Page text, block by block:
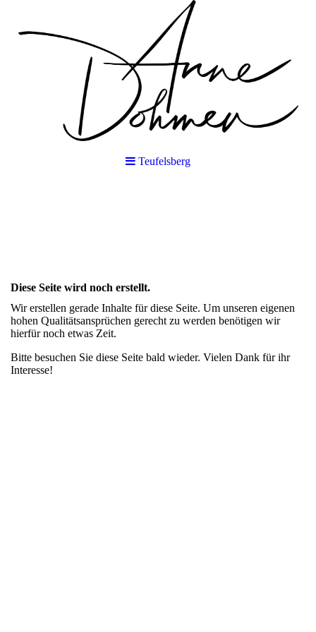
Teufelsberg
Diese Seite wird noch erstellt.
Wir erstellen gerade Inhalte für diese Seite. Um unseren eigenen
hohen Qualitätsansprüchen gerecht zu werden benötigen wir
hierfür noch etwas Zeit.
Bitte besuchen Sie diese Seite bald wieder. Vielen Dank für ihr
Interesse!